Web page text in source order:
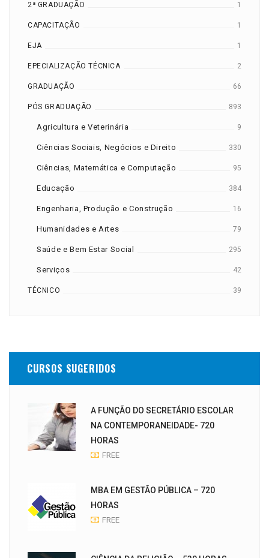
2ª GRADUAÇÃO 1
CAPACITAÇÃO 1
EJA 1
EPECIALIZAÇÃO TÉCNICA 2
GRADUAÇÃO 66
PÓS GRADUAÇÃO 893
Agricultura e Veterinária 9
Ciências Sociais, Negócios e Direito 330
Ciências, Matemática e Computação 95
Educação 384
Engenharia, Produção e Construção 16
Humanidades e Artes 79
Saúde e Bem Estar Social 295
Serviços 42
TÉCNICO 39
CURSOS SUGERIDOS
A FUNÇÃO DO SECRETÁRIO ESCOLAR
NA CONTEMPORANEIDADE- 720
HORAS
FREE
MBA EM GESTÃO PÚBLICA – 720
HORAS
FREE